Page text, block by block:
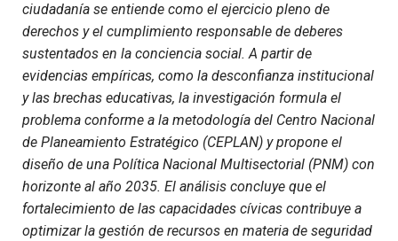
ciudadanía se entiende como el ejercicio pleno de
derechos y el cumplimiento responsable de deberes
sustentados en la conciencia social. A partir de
evidencias empíricas, como la desconfianza institucional
y las brechas educativas, la investigación formula el
problema conforme a la metodología del Centro Nacional
de Planeamiento Estratégico (CEPLAN) y propone el
diseño de una Política Nacional Multisectorial (PNM) con
horizonte al año 2035. El análisis concluye que el
fortalecimiento de las capacidades cívicas contribuye a
optimizar la gestión de recursos en materia de seguridad